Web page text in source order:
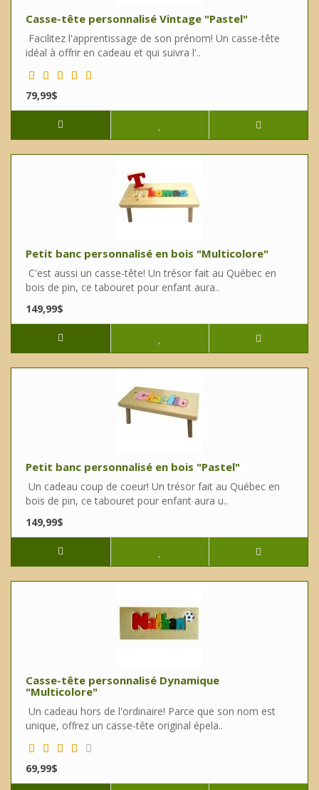
Casse-tête personnalisé Vintage "Pastel"
Facilitez l'apprentissage de son prénom! Un casse-tête
idéal à offrir en cadeau et qui suivra l'..
79,99$
Petit banc personnalisé en bois "Multicolore"
C'est aussi un casse-tête! Un trésor fait au Québec en
bois de pin, ce tabouret pour enfant aura..
149,99$
Petit banc personnalisé en bois "Pastel"
Un cadeau coup de coeur! Un trésor fait au Québec en
bois de pin, ce tabouret pour enfant aura u..
149,99$
Casse-tête personnalisé Dynamique
"Multicolore"
Un cadeau hors de l'ordinaire! Parce que son nom est
unique, offrez un casse-tête original épela..
69,99$